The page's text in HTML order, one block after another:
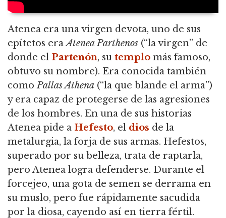
Atenea era una virgen devota, uno de sus
epítetos eraAtenea Parthenos (“la virgen” de
donde el Partenón, su templo más famoso,
obtuvo su nombre). Era conocida también
como Pallas Athena (“la que blande el arma”)
y era capaz de protegerse de las agresiones
de los hombres. En una de sus historias
Atenea pide a Hefesto, el dios de la
metalurgia, la forja de sus armas. Hefestos,
superado por su belleza, trata de raptarla,
pero Atenea logra defenderse. Durante el
forcejeo, una gota de semen se derrama en
su muslo, pero fue rápidamente sacudida
por la diosa, cayendo así en tierra fértil.